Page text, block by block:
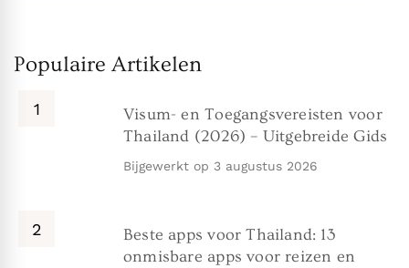
Populaire Artikelen
Visum- en Toegangsvereisten voor
Thailand (2026) – Uitgebreide Gids
Bijgewerkt op 3 augustus 2026
Beste apps voor Thailand: 13
onmisbare apps voor reizen en